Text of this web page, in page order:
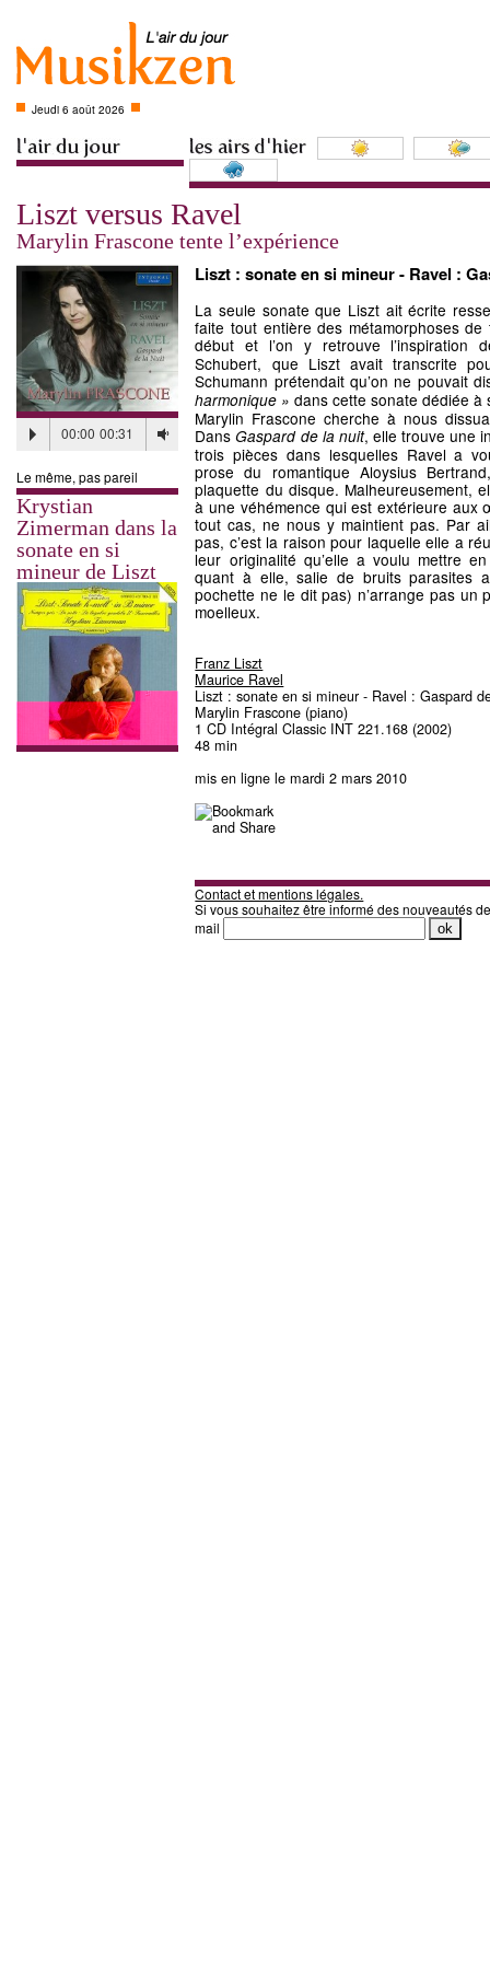
Jeudi 6 août 2026
Liszt versus Ravel
Marylin Frascone tente l’expérience
00:00 00:31
Le même, pas pareil
Krystian
Zimerman dans la
sonate en si
mineur de Liszt
Liszt : sonate en si mineur - Ravel :
La seule sonate que Liszt ait écrite
faite tout entière des métamorphoses
début et l’on y retrouve
Schubert, que Liszt avait transcrite
Schumann prétendait qu’on ne pouvait
harmonique » dans cette sonate dédiée à
Marylin Frascone cherche à nous
DansGaspard de la nuit, elle trouve une
trois pièces dans lesquelles Ravel a
prose du romantique Aloysius
plaquette du disque. Malheureusement,
à une véhémence qui est extérieure aux
tout cas, ne nous y maintient pas. Par
pas, c’est la raison pour laquelle elle a
leur originalité qu’elle a voulu mettre
quant à elle, salie de bruits parasites
pochette ne le dit pas) n’arrange pas un
moelleux.
Franz Liszt
Maurice Ravel
Liszt : sonate en si mineur - Ravel : Gaspard
Marylin Frascone (piano)
1 CD Intégral Classic INT 221.168 (2002)
48 min
mis en ligne le mardi 2 mars 2010
Contact et mentions légales.
Si vous souhaitez être informé des nouveautés
mail